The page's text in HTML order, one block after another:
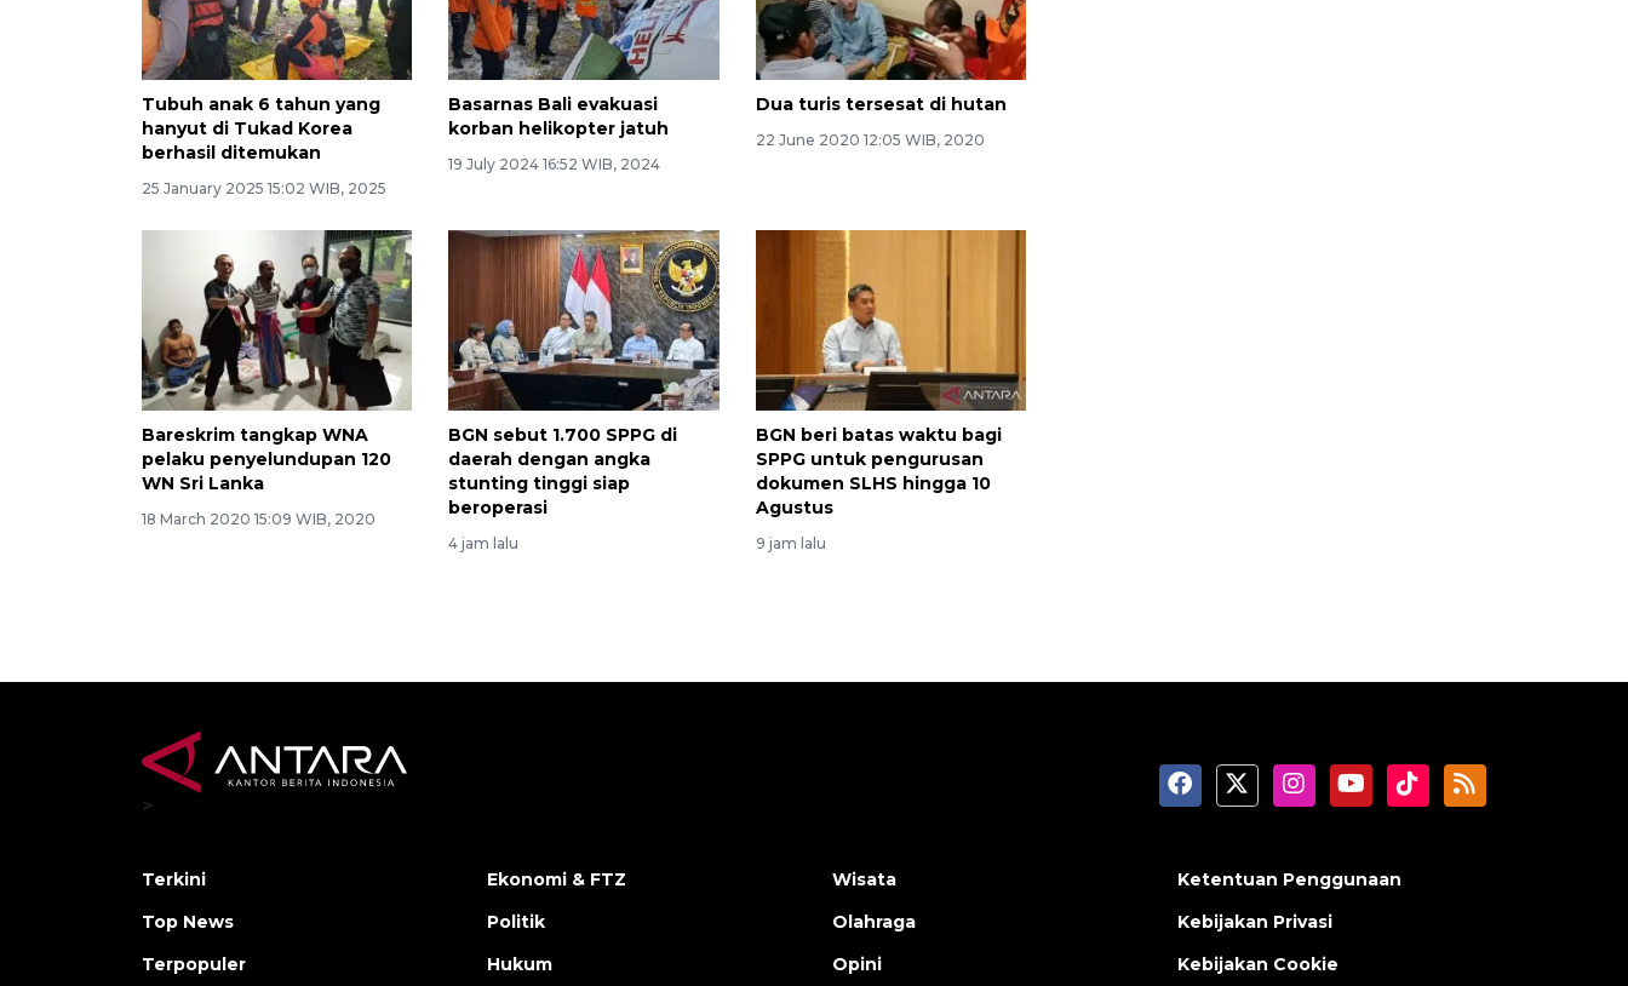
Tubuh anak 6 tahun yang
hanyut di Tukad Korea
berhasil ditemukan
25 January 2025 15:02 WIB, 2025
Basarnas Bali evakuasi
korban helikopter jatuh
19 July 2024 16:52 WIB, 2024
Dua turis tersesat di hutan
22 June 2020 12:05 WIB, 2020
Bareskrim tangkap WNA
pelaku penyelundupan 120
WN Sri Lanka
18 March 2020 15:09 WIB, 2020
BGN sebut 1.700 SPPG di
daerah dengan angka
stunting tinggi siap
beroperasi
4 jam lalu
BGN beri batas waktu bagi
SPPG untuk pengurusan
dokumen SLHS hingga 10
Agustus
9 jam lalu
>
Terkini
Top News
Terpopuler
Ekonomi & FTZ
Politik
Hukum
Wisata
Olahraga
Opini
Ketentuan Penggunaan
Kebijakan Privasi
Kebijakan Cookie